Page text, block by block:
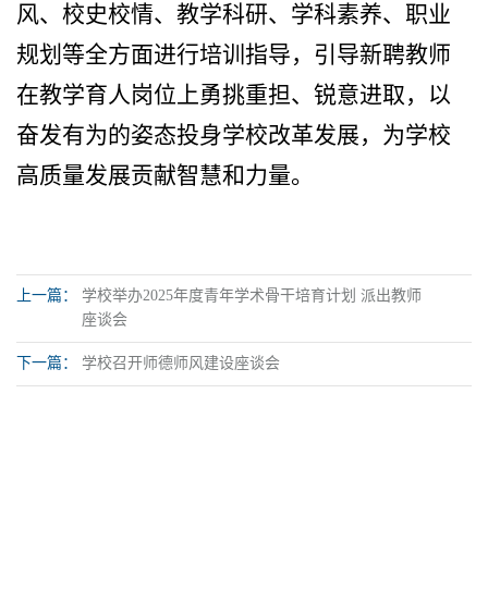
风、校史校情、教学科研、学科素养、职业
规划等全方面进行培训指导，引导新聘教师
在教学育人岗位上勇挑重担、锐意进取，以
奋发有为的姿态投身学校改革发展，为学校
高质量发展贡献智慧和力量。
上一篇：
学校举办2025年度青年学术骨干培育计划 派出教师
座谈会
下一篇： 学校召开师德师风建设座谈会